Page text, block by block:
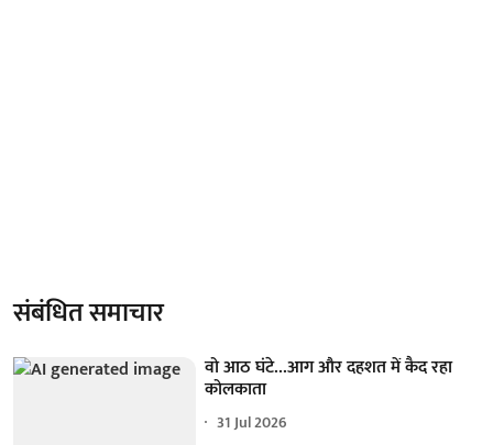
संबंधित समाचार
वो आठ घंटे...आग और दहशत में कैद रहा
कोलकाता
31 Jul 2026